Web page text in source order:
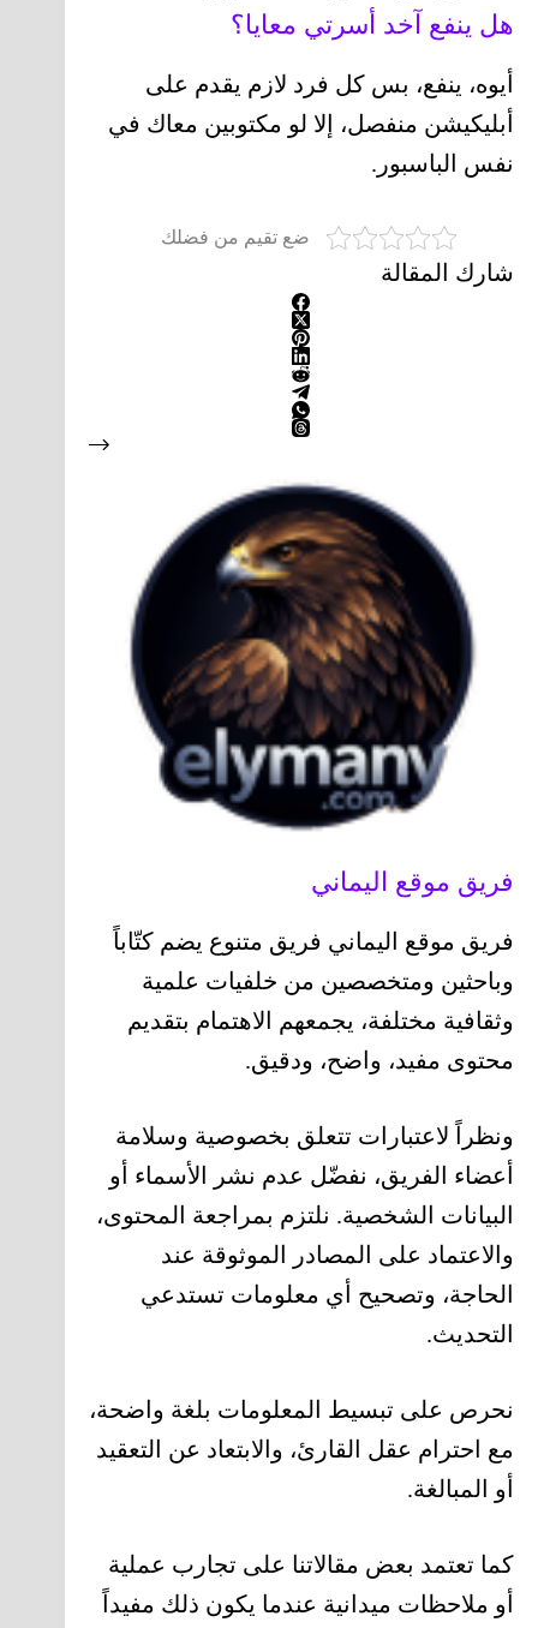
هل ينفع آخد أسرتي معايا؟
أيوه، ينفع، بس كل فرد لازم يقدم على
أبليكيشن منفصل، إلا لو مكتوبين معاك في
نفس الباسبور.
ضع تقيم من فضلك
شارك المقالة
فريق موقع اليماني
فريق موقع اليماني فريق متنوع يضم كتّاباً
وباحثين ومتخصصين من خلفيات علمية
وثقافية مختلفة، يجمعهم الاهتمام بتقديم
محتوى مفيد، واضح، ودقيق.
ونظراً لاعتبارات تتعلق بخصوصية وسلامة
أعضاء الفريق، نفضّل عدم نشر الأسماء أو
البيانات الشخصية. نلتزم بمراجعة المحتوى،
والاعتماد على المصادر الموثوقة عند
الحاجة، وتصحيح أي معلومات تستدعي
التحديث.
نحرص على تبسيط المعلومات بلغة واضحة،
مع احترام عقل القارئ، والابتعاد عن التعقيد
أو المبالغة.
كما تعتمد بعض مقالاتنا على تجارب عملية
أو ملاحظات ميدانية عندما يكون ذلك مفيداً